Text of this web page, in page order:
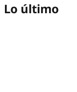
Lo último